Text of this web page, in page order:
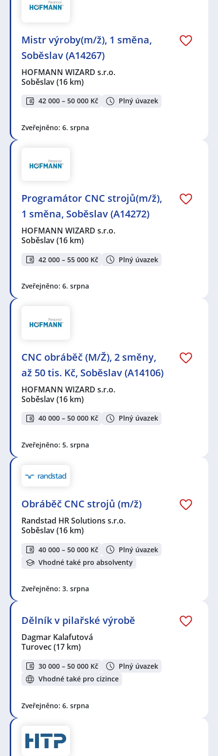
Mistr výroby(m/ž), 1 směna,
Soběslav (A14267)
HOFMANN WIZARD s.r.o.
Soběslav(16 km)
42 000 – 50 000 Kč Plný úvazek
Zveřejněno: 6. srpna
Programátor CNC strojů(m/ž),
1 směna, Soběslav (A14272)
HOFMANN WIZARD s.r.o.
Soběslav(16 km)
42 000 – 55 000 Kč Plný úvazek
Zveřejněno: 6. srpna
CNC obráběč (M/Ž), 2 směny,
až 50 tis. Kč, Soběslav (A14106)
HOFMANN WIZARD s.r.o.
Soběslav(16 km)
40 000 – 50 000 Kč Plný úvazek
Zveřejněno: 5. srpna
Obráběč CNC strojů (m/ž)
Randstad HR Solutions s.r.o.
Soběslav(16 km)
40 000 – 50 000 Kč
Plný úvazek
Vhodné také pro absolventy
Zveřejněno: 3. srpna
Dělník v pilařské výrobě
Dagmar Kalafutová
Turovec(17 km)
30 000 – 50 000 Kč
Plný úvazek
Vhodné také pro cizince
Zveřejněno: 6. srpna